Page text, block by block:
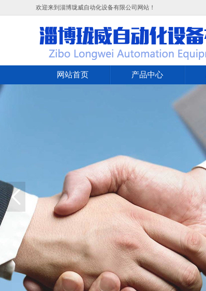
欢迎来到淄博珑威自动化设备有限公司网站！
网站首页 产品中心